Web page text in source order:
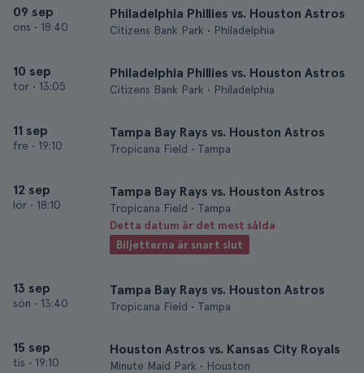
09 sep
ons • 18:40
Philadelphia Phillies vs. Houston Astros
Citizens Bank Park • Philadelphia
10 sep
tor • 13:05
Philadelphia Phillies vs. Houston Astros
Citizens Bank Park • Philadelphia
11 sep
fre • 19:10
Tampa Bay Rays vs. Houston Astros
Tropicana Field • Tampa
12 sep
lör • 18:10
Tampa Bay Rays vs. Houston Astros
Tropicana Field • Tampa
Detta datum är det mest sålda
Biljetterna är snart slut
13 sep
sön • 13:40
Tampa Bay Rays vs. Houston Astros
Tropicana Field • Tampa
15 sep
tis • 19:10
Houston Astros vs. Kansas City Royals
Minute Maid Park • Houston